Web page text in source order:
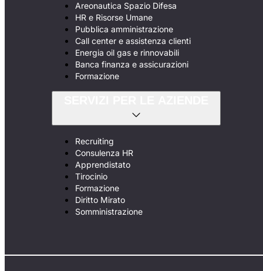
Areonautica Spazio Difesa
HR e Risorse Umane
Pubblica amministrazione
Call center e assistenza clienti
Energia oil gas e rinnovabili
Banca finanza e assicurazioni
Formazione
Recruiting
Consulenza HR
Apprendistato
Tirocinio
Formazione
Diritto Mirato
Somministrazione